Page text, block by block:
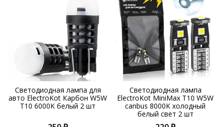
Светодиодная лампа для
авто ElectroKot Карбон W5W
T10 6000K белый 2 шт
Светодиодная лампа
ElectroKot MiniMax T10 W5W
canbus 8000K холодный
белый свет 2 шт